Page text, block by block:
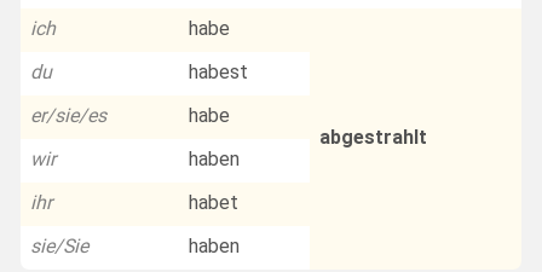
ich
habe
abgestrahlt
du
habest
er/sie/es
habe
wir
haben
ihr
habet
sie/Sie
haben